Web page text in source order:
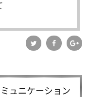
ュニケーション